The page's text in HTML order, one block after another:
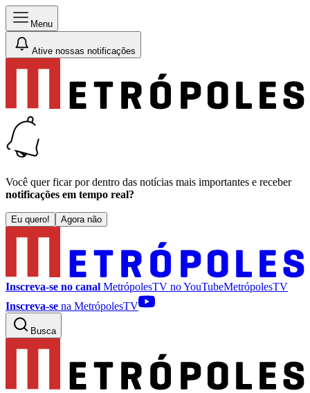
Menu
Ative nossas notificações
Você quer ficar por dentro das notícias mais importantes e receber
notificações em tempo real?
Eu quero! Agora não
Inscreva-se no canal MetrópolesTV noYouTubeMetrópolesTV
Inscreva-se na MetrópolesTV
Busca